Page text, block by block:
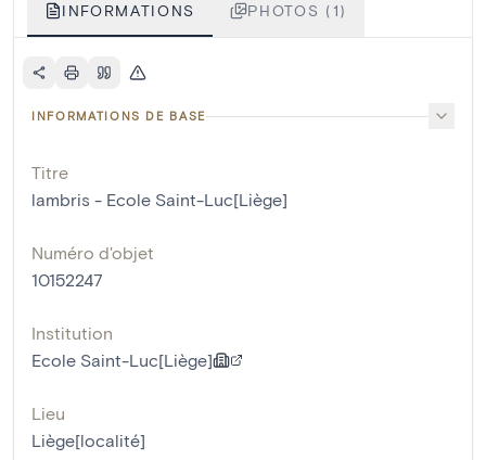
INFORMATIONS PHOTOS (1)
INFORMATIONS DE BASE
Titre
lambris - Ecole Saint-Luc[Liège]
Numéro d'objet
10152247
Institution
Ecole Saint-Luc[Liège]
Lieu
Liège[localité]